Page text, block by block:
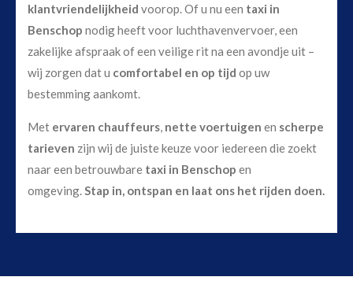
klantvriendelijkheid voorop. Of u nu een taxi in
Benschop nodig heeft voor luchthavenvervoer, een
zakelijke afspraak of een veilige rit na een avondje uit –
wij zorgen dat u comfortabel en op tijd op uw
bestemming aankomt.
Met ervaren chauffeurs, nette voertuigen en scherpe
tarieven zijn wij de juiste keuze voor iedereen die zoekt
naar een betrouwbare taxi in Benschop en
omgeving.Stap in, ontspan en laat ons het rijden doen.